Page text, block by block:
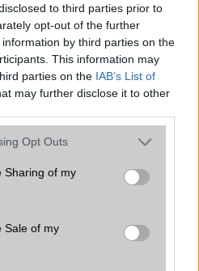
to third parties prior to
opt-out of the further
by third parties on the
This information may
parties on the IAB’s List of
may further disclose it to other
app uses one or more Google
behaviour. You may click to
and its third-party tags to
purposes in below Google
Opt Outs
Sharing of my
Sale of my
Fingerprint sensor
alap szolgáltatás
alap szolgáltatás
alkalmazás független szótár
alap szolgáltatás